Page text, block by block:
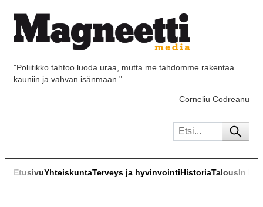
"Poliitikko tahtoo luoda uraa, mutta me tahdomme rakentaa
kauniin ja vahvan isänmaan."
Corneliu Codreanu
EtusivuYhteiskuntaTerveys ja hyvinvointiHistoriaTalousIn